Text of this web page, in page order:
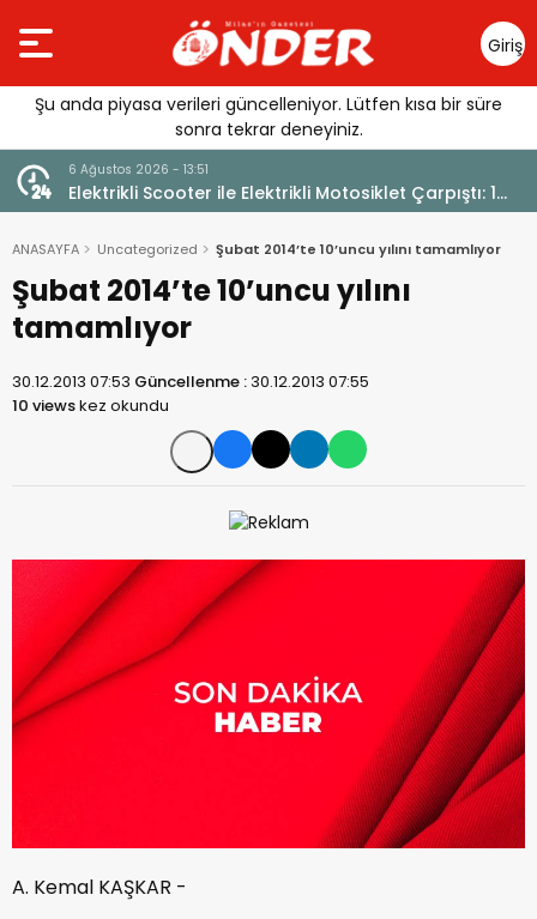
Giriş
Yap
Şu anda piyasa verileri güncelleniyor. Lütfen kısa bir süre
sonra tekrar deneyiniz.
1
6 Ağustos 2026 - 12:17
Güllük’te Alevler Büyümeden Durduruldu
ANASAYFA Uncategorized Şubat 2014’te 10’uncu yılını tamamlıyor
Şubat 2014’te 10’uncu yılını
tamamlıyor
30.12.2013 07:53 Güncellenme :30.12.2013 07:55
10 viewskez okundu
A. Kemal KAŞKAR -